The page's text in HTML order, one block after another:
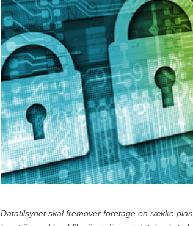
Datatilsynet skal fremover foretage en række